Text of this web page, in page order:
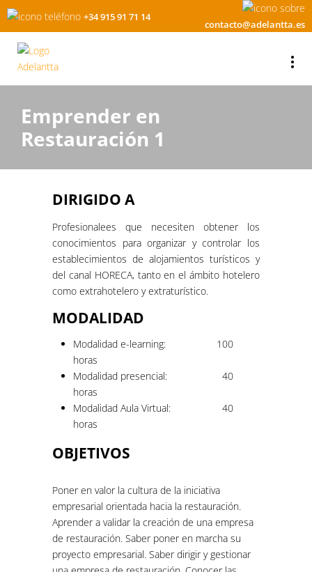
+34 915 91 71 14
contacto@adelantta.es
Emprender en
Restauración 1
DIRIGIDO A
Profesionalees que necesiten obtener los
conocimientos para organizar y controlar los
establecimientos de alojamientos turísticos y
del canal HORECA, tanto en el ámbito hotelero
como extrahotelero y extraturístico.
MODALIDAD
Modalidad e-learning:
100
horas
Modalidad presencial:
40
horas
Modalidad Aula Virtual:
40
horas
OBJETIVOS
Poner en valor la cultura de la iniciativa
empresarial orientada hacia la restauración.
Aprender a validar la creación de una empresa
de restauración. Saber poner en marcha su
proyecto empresarial. Saber dirigir y gestionar